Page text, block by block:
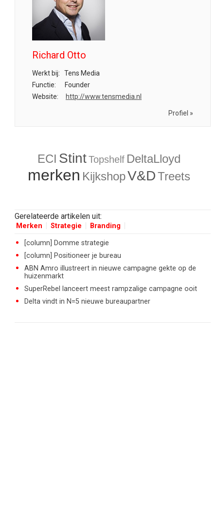
Richard Otto
Werkt bij:
Tens Media
Functie:
Founder
Website:
http://www.tensmedia.nl
Profiel »
ECI StintTopshelf DeltaLloyd
merken KijkshopV&DTreets
Gerelateerde artikelen uit:
Merken Strategie Branding
[column] Domme strategie
[column] Positioneer je bureau
ABN Amro illustreert in nieuwe campagne gekte op de
huizenmarkt
SuperRebel lanceert meest rampzalige campagne ooit
Delta vindt in N=5 nieuwe bureaupartner